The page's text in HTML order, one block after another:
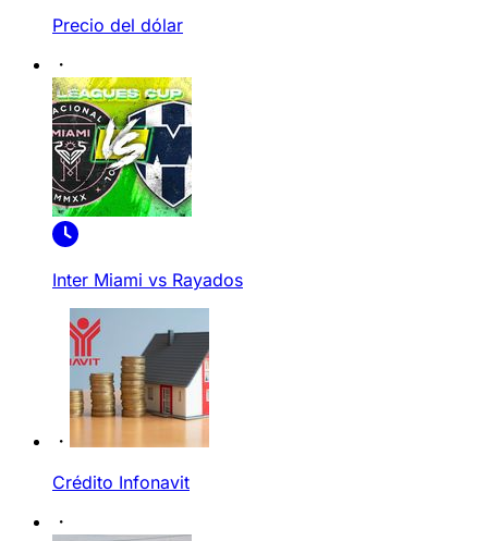
Precio del dólar
Inter Miami vs Rayados
Crédito Infonavit